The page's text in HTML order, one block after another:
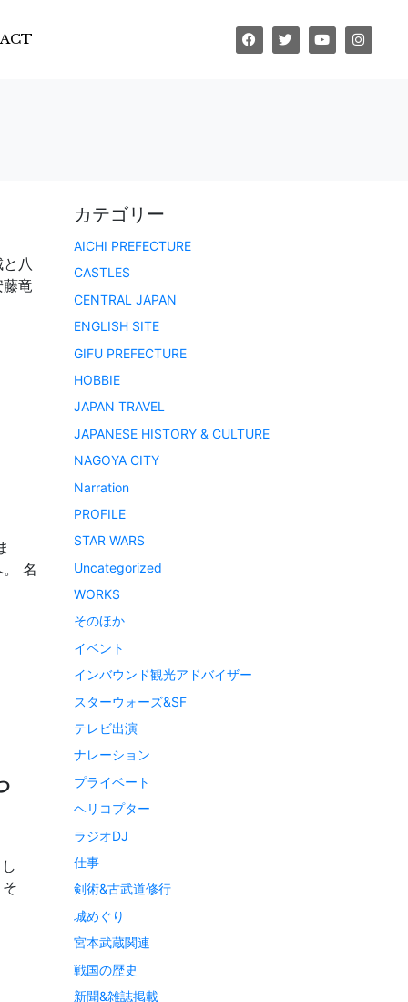
八
竜
名
カテゴリー
AICHI PREFECTURE
CASTLES
CENTRAL JAPAN
ENGLISH SITE
GIFU PREFECTURE
HOBBIE
JAPAN TRAVEL
JAPANESE HISTORY & CULTURE
NAGOYA CITY
Narration
PROFILE
STAR WARS
Uncategorized
WORKS
そのほか
イベント
インバウンド観光アドバイザー
スターウォーズ&SF
テレビ出演
ナレーション
プライベート
ヘリコプター
ラジオDJ
仕事
剣術&古武道修行
城めぐり
宮本武蔵関連
戦国の歴史
新聞&雑誌掲載